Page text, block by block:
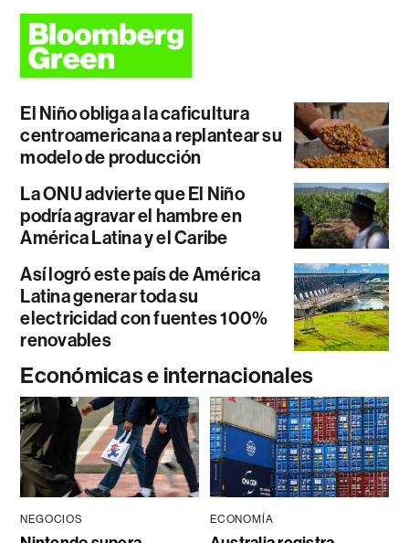
El Niño obliga a la caficultura
centroamericana a replantear su
modelo de producción
La ONU advierte que El Niño
podría agravar el hambre en
América Latina y el Caribe
Así logró este país de América
Latina generar toda su
electricidad con fuentes 100%
renovables
Económicas e internacionales
NEGOCIOS ECONOMÍA